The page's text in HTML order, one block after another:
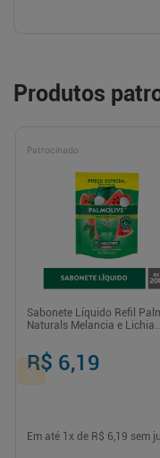
Produtos
Patrocinado
Sabonete Líquido Refil
Naturals Melancia e Lichia
R$ 6,19
Em até 1 x de R$ 6,19 sem